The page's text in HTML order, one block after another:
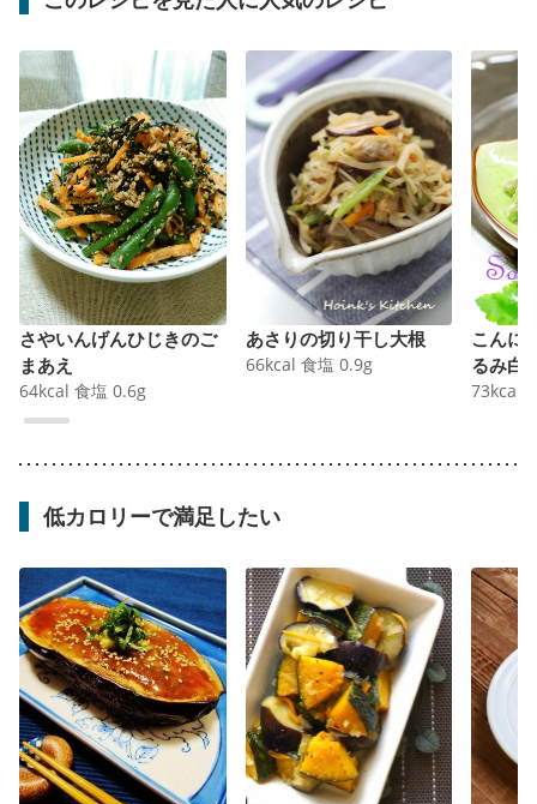
さやいんげんひじきのご
まあえ
64kcal 食塩 0.6g
あさりの切り干し大根
66kcal 食塩 0.9g
こんに
るみ白
73kcal
低カロリーで満足したい